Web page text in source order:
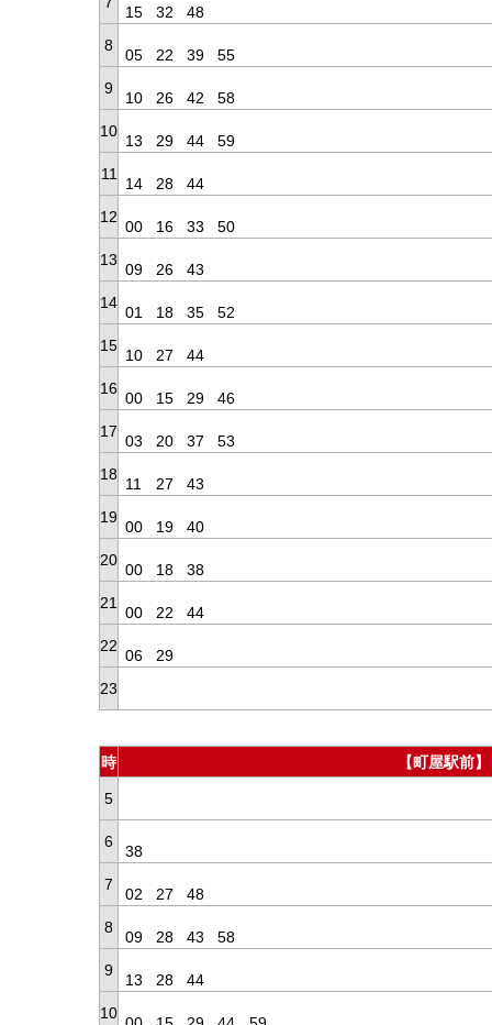
15 32
48
8
05 22 39
55
9
10 26 42
58
10
13 29 44
59
11
14 28
44
12
00 16 33
50
13
09 26
43
14
01 18 35
52
15
10 27
44
16
00 15 29
46
17
03 20 37
53
18
11 27
43
19
00 19
40
20
00 18
38
21
00 22
44
22
06
29
23
時 【町屋駅前
5
6
38
7
02 27
48
8
09 28 43
58
9
13 28
44
10